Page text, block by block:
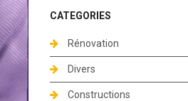
CATEGORIES
Rénovation
Divers
Constructions